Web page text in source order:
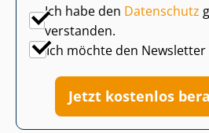
Ich habe den Datenschutz
verstanden.
Ich möchte den
Jetzt kostenlos